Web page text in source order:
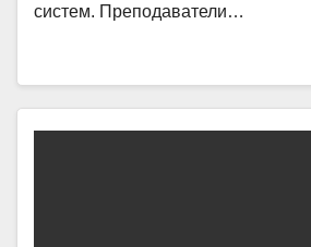
систем. Преподаватели…